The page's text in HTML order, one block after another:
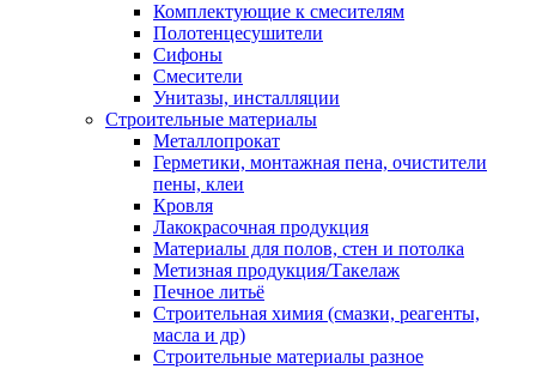
Комплектующие к смесителям
Полотенцесушители
Сифоны
Смесители
Унитазы, инсталляции
Строительные материалы
Металлопрокат
Герметики, монтажная пена, очистители
пены, клеи
Кровля
Лакокрасочная продукция
Материалы для полов, стен и потолка
Метизная продукция/Такелаж
Печное литьё
Строительная химия (смазки, реагенты,
масла и др)
Строительные материалы разное